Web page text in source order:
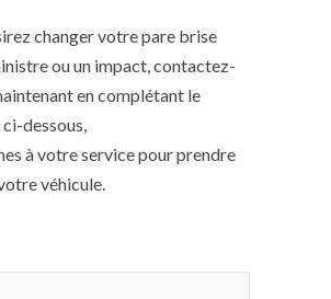
changer votre pare brise
ou un impact, contactez-
en complétant le
dessous,
à votre service pour prendre
véhicule.